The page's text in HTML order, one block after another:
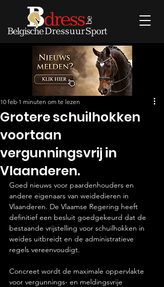
Grotere schuilhokken
voortaan
vergunningsvrij in
Vlaanderen.
10 feb 1 minuten om te lezen
Goed nieuws voor paardenhouders en
andere eigenaars van weidedieren in
Vlaanderen. De Vlaamse Regering heeft
definitief een besluit goedgekeurd dat de
bestaande vrijstelling voor schuilhokken in
weides uitbreidt en de administratieve
regels vereenvoudigt.
Concreet wordt de maximale oppervlakte
voor vergunnings- en meldingsvrije